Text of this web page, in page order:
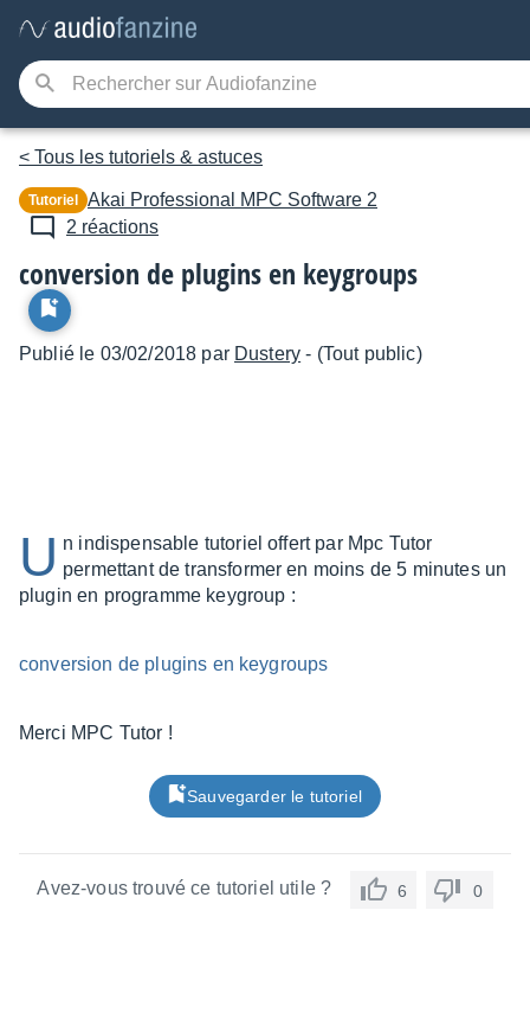
< Tous les tutoriels & astuces
Tutoriel Akai Professional
MPC Software 2
2 réactions
conversion de plugins en keygroups
Publié le 03/02/2018 par Dustery - (Tout public)
U n indispensable tutoriel offert par Mpc Tutor
permettant de transformer en moins de 5 minutes un
plugin en programme keygroup :
conversion de plugins en keygroups
Merci MPC Tutor !
Sauvegarder le tutoriel
Avez-vous trouvé ce tutoriel utile ? 6 0